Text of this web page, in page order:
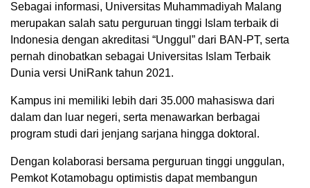
Sebagai informasi, Universitas Muhammadiyah Malang
merupakan salah satu perguruan tinggi Islam terbaik di
Indonesia dengan akreditasi “Unggul” dari BAN-PT, serta
pernah dinobatkan sebagai Universitas Islam Terbaik
Dunia versi UniRank tahun 2021.
Kampus ini memiliki lebih dari 35.000 mahasiswa dari
dalam dan luar negeri, serta menawarkan berbagai
program studi dari jenjang sarjana hingga doktoral.
Dengan kolaborasi bersama perguruan tinggi unggulan,
Pemkot Kotamobagu optimistis dapat membangun